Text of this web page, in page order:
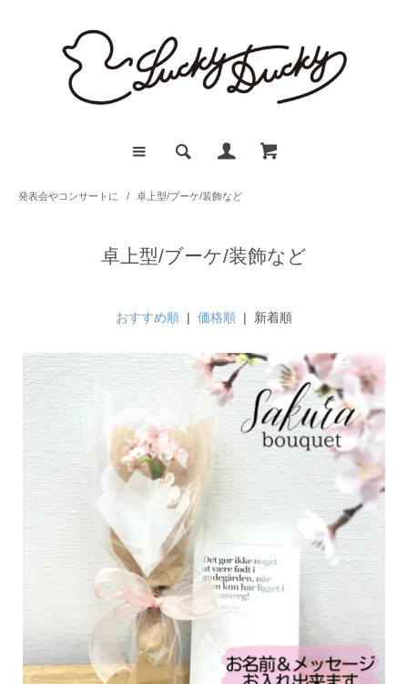
発表会やコンサートに / 卓上型/ブーケ/装飾など
卓上型/ブーケ/装飾など
おすすめ順 | 価格順 | 新着順